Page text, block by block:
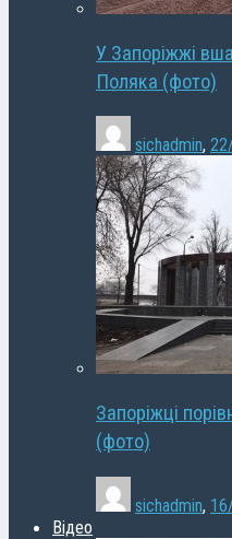
У Запоріжжі
Поляка (фото)
sichadmin,
Запоріжці
(фото)
sichadmin,
Відео